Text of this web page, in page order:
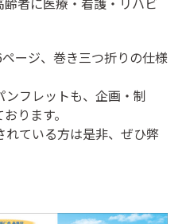
ージ、巻き三つ折りの仕様
フレットも、企画・制
ります。
ている方は是非、ぜひ弊